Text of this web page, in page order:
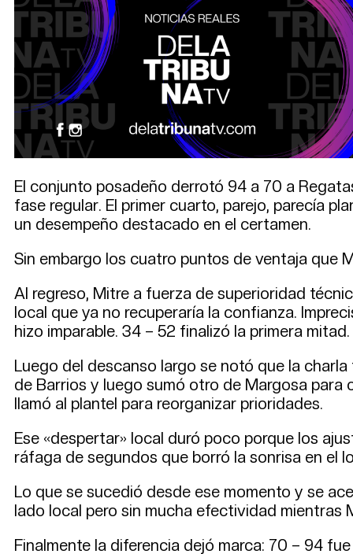
El conjunto posadeño derrotó 94 a 70 a
fase regular. El primer cuarto, parejo, parecía
un desempeño destacado en el certamen.
Sin embargo los cuatro puntos de ventaja que
Al regreso, Mitre a fuerza de superioridad
local que ya no recuperaría la confianza.
hizo imparable. 34 – 52 finalizó la primera mitad.
Luego del descanso largo se notó que la
de Barrios y luego sumó otro de Margosa para
llamó al plantel para reorganizar prioridades.
Ese «despertar» local duró poco porque los
ráfaga de segundos que borró la sonrisa en el
Lo que se sucedió desde ese momento y se
lado local pero sin mucha efectividad mientras
Finalmente la diferencia dejó marca: 70 – 94